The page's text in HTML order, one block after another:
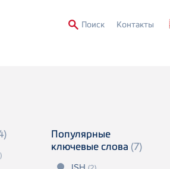
Поиск Контакты
Популярные
ключевые слова (7)